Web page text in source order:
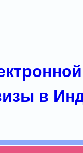
в